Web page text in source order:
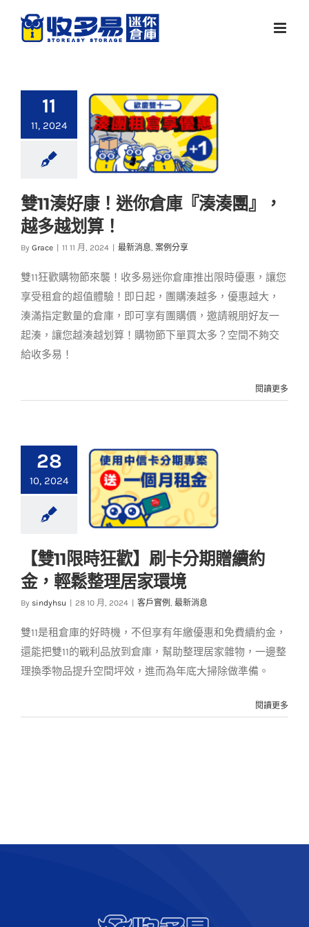
11
11, 2024
雙11湊好康！迷你倉庫
『湊湊團』，越多越
划算！
雙11湊好康！迷你倉庫『湊湊團』，
越多越划算！
By Grace 11 11 月, 2024 最新消息, 案例分享
雙11狂歡購物節來襲！收多易迷你倉庫推出限時優惠，讓您
享受租倉的超值體驗！即日起，團購湊越多，優惠越大，
湊滿指定數量的倉庫，即可享有團購價，邀請親朋好友一
起湊，讓您越湊越划算！購物節下單買太多？空間不夠交
給收多易！
閱讀更多
28
10, 2024
【雙11限時狂歡】刷卡
分期贈續約金，輕鬆
整理居家環境
【雙11限時狂歡】刷卡分期贈續約
金，輕鬆整理居家環境
By sindyhsu 28 10 月, 2024 客戶實例 , 最新消息
雙11是租倉庫的好時機，不但享有年繳優惠和免費續約金，
還能把雙11的戰利品放到倉庫，幫助整理居家雜物，一邊整
理換季物品提升空間坪效，進而為年底大掃除做準備。
閱讀更多